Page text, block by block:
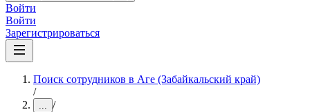
Войти
Войти
Зарегистрироваться
Поиск сотрудников в Аге (Забайкальский край)
/
... /